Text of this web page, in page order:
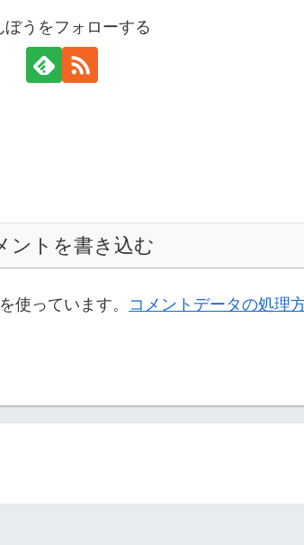
ぼうをフォローする
ントを書き込む
使っています。 コメントデータの処理